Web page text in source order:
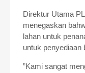
Direktur Utama
menegaskan
lahan untuk
untuk penyediaan
”Kami sangat